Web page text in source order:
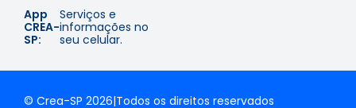
App
CREA-
SP:
Serviços e
informações no
seu celular.
© Crea-SP 2026|Todos os direitos reservados